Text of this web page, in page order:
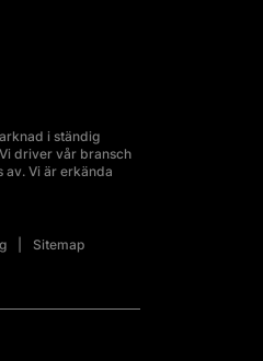
i ständig
driver vår bransch
av. Vi är erkända
Sitemap